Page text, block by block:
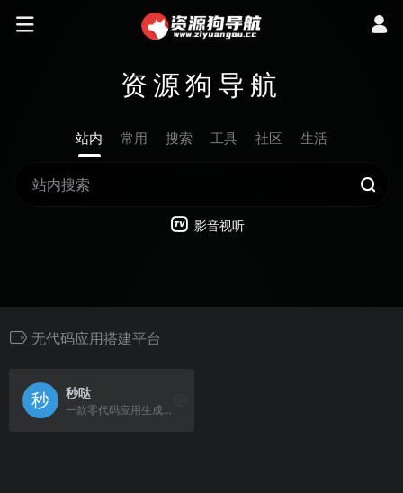
资源狗导航
站内 常用 搜索 工具 社区 生活
影音视听
无代码应用搭建平台
秒哒
一款零代码应用生成平台，无需编程经验，通过自然语言对话式和拖拽式搭建具有完整前后端的应用.